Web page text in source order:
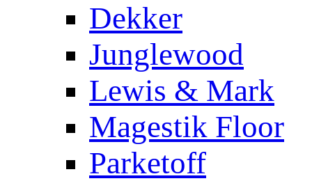
Dekker
Junglewood
Lewis & Mark
Magestik Floor
Parketoff